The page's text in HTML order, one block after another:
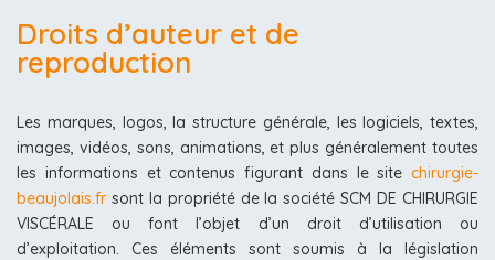
Droits d’auteur et de
reproduction
Les marques, logos, la structure générale, les logiciels, textes,
images, vidéos, sons, animations, et plus généralement toutes
les informations et contenus figurant dans le site chirurgie-
beaujolais.frsont la propriété de la société SCM DE CHIRURGIE
VISCÉRALE ou font l’objet d’un droit d’utilisation ou
d’exploitation. Ces éléments sont soumis à la législation